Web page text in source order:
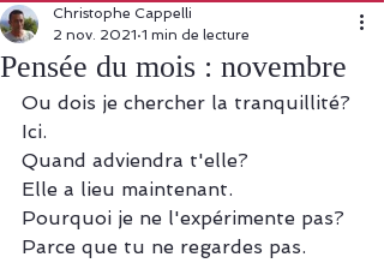
Pensée du mois : novembre
Christophe Cappelli
2 nov. 2021 1 min de lecture
Ou dois je chercher la tranquillité?
Ici.
Quand adviendra t'elle?
Elle a lieu maintenant.
Pourquoi je ne l'expérimente pas?
Parce que tu ne regardes pas.